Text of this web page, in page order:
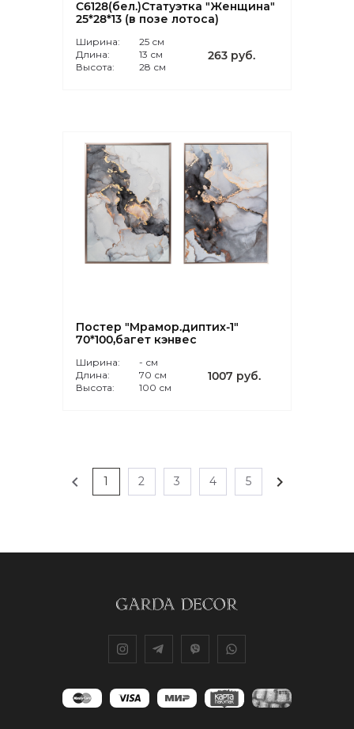
C6128(бел.)Статуэтка "Женщина"
25*28*13 (в позе лотоса)
Ширина:
25 см
Длина:
13 см
Высота:
28 см
263 руб.
Постер "Мрамор.диптих-1"
70*100,багет кэнвес
Ширина:
- см
Длина:
70 см
Высота:
100 см
1007 руб.
chevron_left 1 2 3 4 5 chevron_right